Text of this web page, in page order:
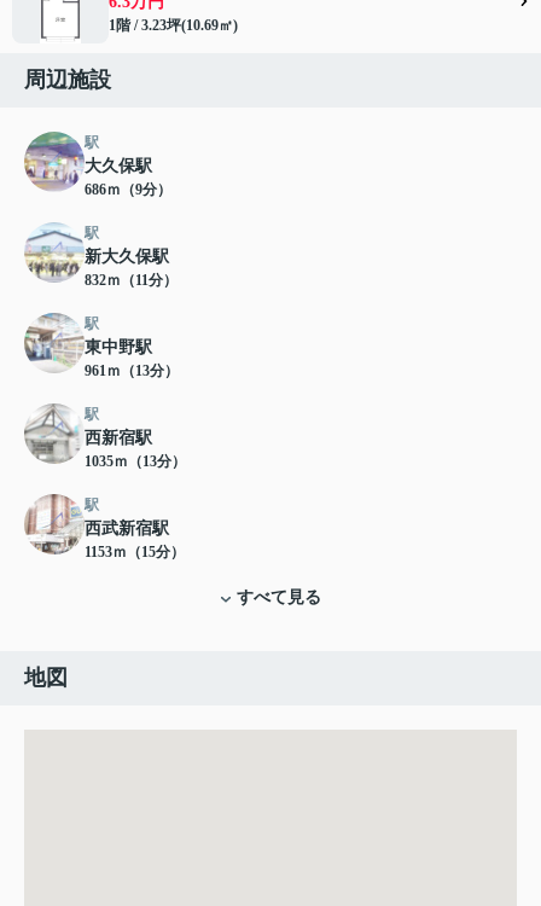
1階 / 3.23坪(10.69㎡)
周辺施設
駅
大久保駅
686ｍ（9分）
駅
新大久保駅
832ｍ（11分）
駅
東中野駅
961ｍ（13分）
駅
西新宿駅
1035ｍ（13分）
駅
西武新宿駅
1153ｍ（15分）
すべて見る
地図